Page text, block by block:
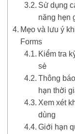
Sử dụng
năng hẹn
Mẹo và lưu ý
Forms
Kiểm tra
sẻ
Thông
hạn thời
Xem xét
dùng
Giới hạn